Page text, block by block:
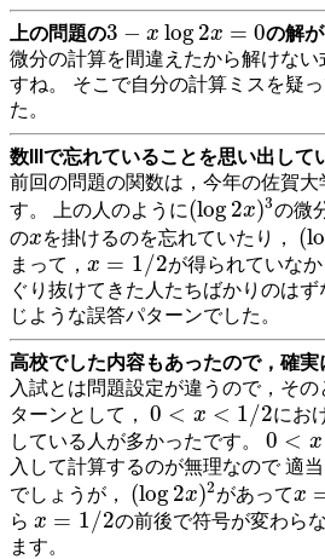
上の問題の3 − x log 2x = 0
3 log2x =0
の解が
微分の計算を間違えたから解けな
すね。 そこで自分の計算ミスを疑
た。
数IIIで忘れていることを思い出して
前回の問題の関数は，今年の佐賀
す。 上の人のように(log 2x)3
(log 2x)3の微
のx
x を掛けるのを忘れていたり， (
(
まって， x = 1/2
x =1/2
が得られていな
ぐり抜けてきた人たちばかりのは
じような誤答パターンでした。
高校でした内容もあったので，確実
入試とは問題設定が違うので，そ
ターンとして， 0 < x < 1/2
0<x<1 / 2 にお
している人が多かったです。 0 < x
0<x<1
入して計算するのが無理なので 適
でしょうが， (log 2x)2
(log2x)2があってx
x=
ら x = 1/2
x=1 /2
の前後で符号が変わら
ます。